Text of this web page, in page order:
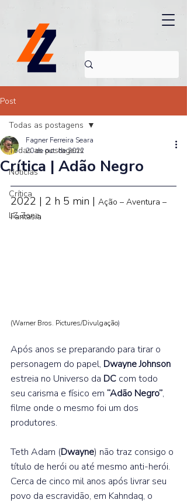
Post
Todas as postagens
Noticias
Crítica
LZ Zone
Todas as postagens
Crítica | Adão Negro
Fagner Ferreira Seara
20 de out. de 2022
2022 | 2 h 5 min | Ação – Aventura –
Fantasia
(Warner Bros. Pictures/Divulgação)
Após anos se preparando para tirar o
personagem do papel, Dwayne Johnson
estreia no Universo da DC com todo
seu carisma e físico em “Adão Negro”,
filme onde o mesmo foi um dos
produtores.⁣
Teth Adam (Dwayne) não traz consigo o
título de herói ou até mesmo anti-herói.
Cerca de cinco mil anos após livrar seu
povo da escravidão, em Kahndaq, o